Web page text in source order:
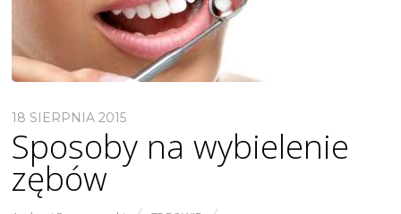
18 SIERPNIA 2015
Sposoby na wybielenie
zębów